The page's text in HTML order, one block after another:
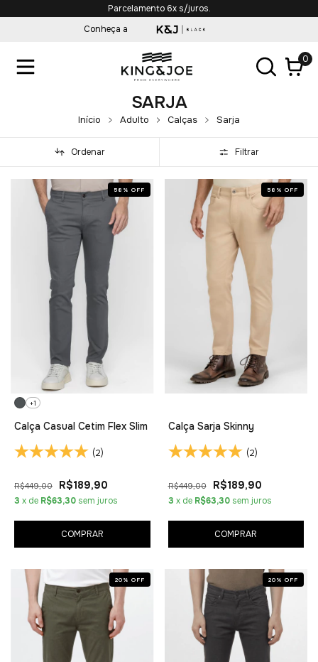
Parcelamento 6x s/juros.
Conheça a
0
SARJA
Início Adulto Calças Sarja
Ordenar Filtrar
58 % OFF
+1
Calça Casual Cetim Flex Slim
(2)
R$449,00 R$189,90
3 x de R$63,30 sem juros
COMPRAR
58 % OFF
Calça Sarja Skinny
(2)
R$449,00 R$189,90
3 x de R$63,30 sem juros
COMPRAR
20 % OFF 20 % OFF